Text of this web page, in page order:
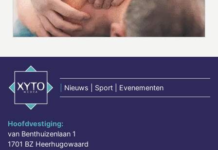
Nieuws | Sport | Evenementen
Hoofdvestiging:
van Benthuizenlaan 1
1701 BZ Heerhugowaard